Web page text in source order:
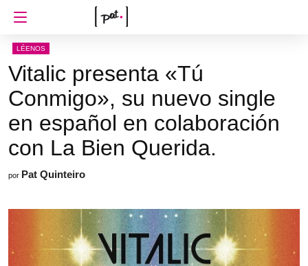
LÉENOS
Vitalic presenta «Tú
Conmigo», su nuevo single
en español en colaboración
con La Bien Querida.
por Pat Quinteiro